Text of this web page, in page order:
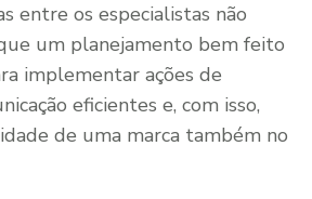
entre os especialistas não
um planejamento bem feito
implementar ações de
eficientes e, com isso,
de uma marca também no